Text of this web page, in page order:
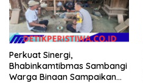
Perkuat Sinergi,
Bhabinkamtibmas Sambangi
Warga Binaan Sampaikan